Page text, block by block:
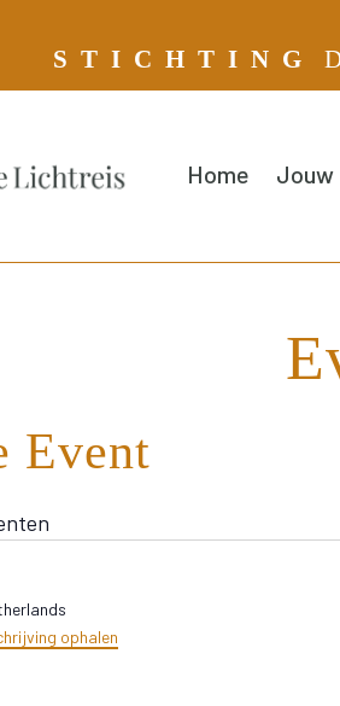
S T I C H T I N G
Home
Event
ophalen